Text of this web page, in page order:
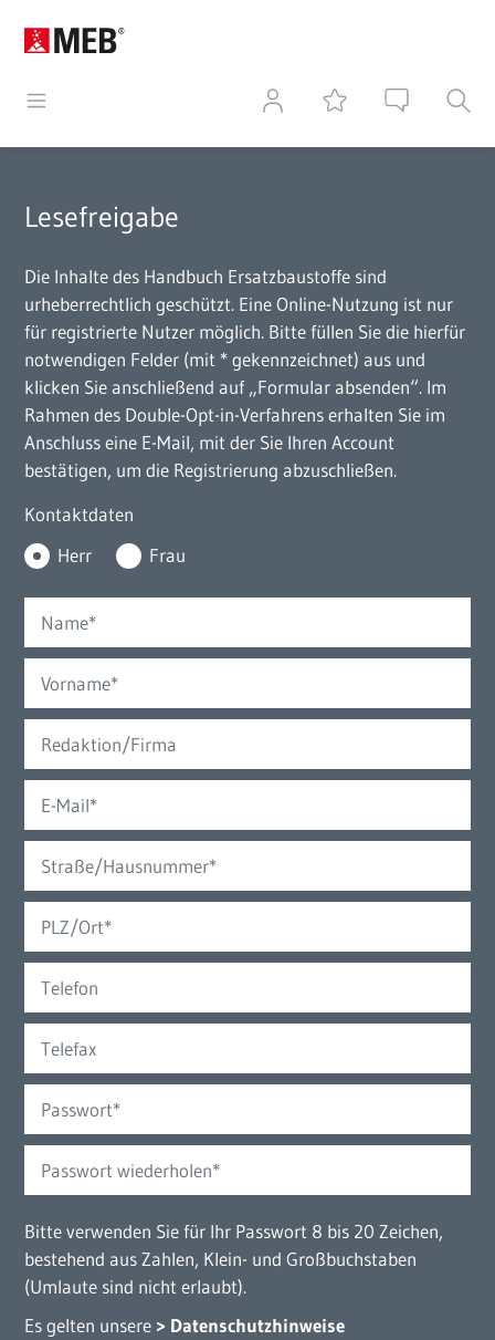
Lesefreigabe
Die Inhalte des Handbuch Ersatzbaustoffe sind
urheberrechtlich geschützt. Eine Online-Nutzung ist nur
für registrierte Nutzer möglich. Bitte füllen Sie die hierfür
notwendigen Felder (mit * gekennzeichnet) aus und
klicken Sie anschließend auf „Formular absenden“. Im
Rahmen des Double-Opt-in-Verfahrens erhalten Sie im
Anschluss eine E-Mail, mit der Sie Ihren Account
bestätigen, um die Registrierung abzuschließen.
Kontaktdaten
Herr
Frau
Bitte verwenden Sie für Ihr Passwort 8 bis 20 Zeichen,
bestehend aus Zahlen, Klein- und Großbuchstaben
(Umlaute sind nicht erlaubt).
Es gelten unsere > Datenschutzhinweise